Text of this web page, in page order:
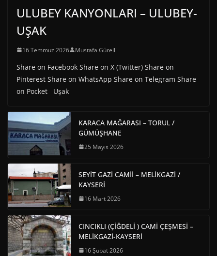
ULUBEY KANYONLARI – ULUBEY-
UŞAK
16 Temmuz 2026 Mustafa Gürelli
Share on Facebook Share on X (Twitter) Share on
Pinterest Share on WhatsApp Share on Telegram Share
on Pocket Uşak
KARACA MAĞARASI – TORUL /
GÜMÜŞHANE
25 Mayıs 2026
SEYİT GAZİ CAMİİ – MELİKGAZİ /
KAYSERİ
16 Mart 2026
CINCIKLI (ÇİĞDELİ ) CAMİ ÇEŞMESİ –
MELİKGAZİ-KAYSERİ
16 Şubat 2026